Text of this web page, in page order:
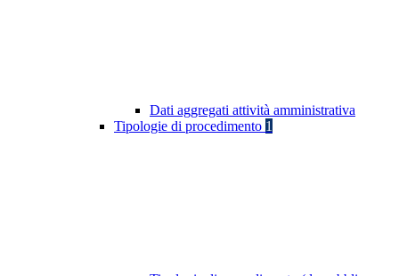
Dati aggregati attività amministrativa
Tipologie di procedimento 1